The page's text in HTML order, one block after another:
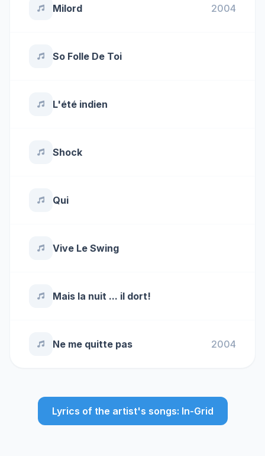
Milord 2004
So Folle De Toi
L'été indien
Shock
Qui
Vive Le Swing
Mais la nuit ... il dort!
Ne me quitte pas 2004
Lyrics of the artist's songs: In-Grid